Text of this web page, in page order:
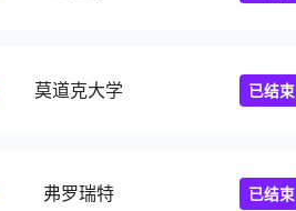
莫道克大学 已结束
弗罗瑞特 已结束